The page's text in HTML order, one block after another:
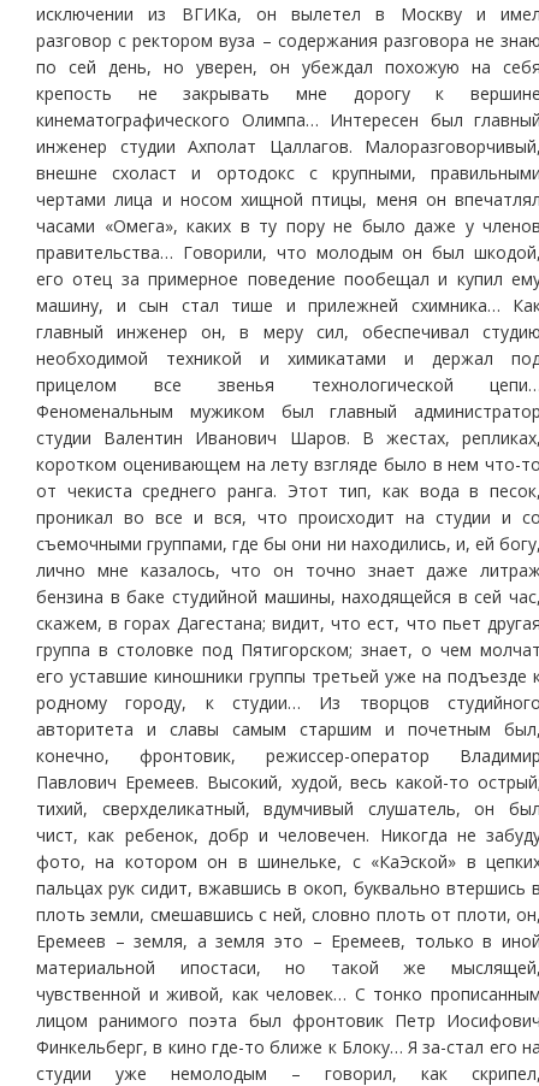
исключении из ВГИКа, он вылетел в Москву и
разговор с ректором вуза – содержания разговора не
по сей день, но уверен, он убеждал похожую на
крепость не закрывать мне дорогу к
кинематографического Олимпа… Интересен был
инженер студии Ахполат Цаллагов.
внешне схоласт и ортодокс с крупными,
чертами лица и носом хищной птицы, меня он
часами «Омега», каких в ту пору не было даже у
правительства… Говорили, что молодым он был
его отец за примерное поведение пообещал и купил
машину, и сын стал тише и прилежней схимника…
главный инженер он, в меру сил, обеспечивал
необходимой техникой и химикатами и держал
прицелом все звенья технологической
Феноменальным мужиком был главный
студии Валентин Иванович Шаров. В жестах,
коротком оценивающем на лету взгляде было в нем что-
от чекиста среднего ранга. Этот тип, как вода в
проникал во все и вся, что происходит на студии и
съемочными группами, где бы они ни находились, и, ей
лично мне казалось, что он точно знает даже
бензина в баке студийной машины, находящейся в сей
скажем, в горах Дагестана; видит, что ест, что пьет
группа в столовке под Пятигорском; знает, о чем
его уставшие киношники группы третьей уже на подъезде
родному городу, к студии… Из творцов
авторитета и славы самым старшим и почетным
конечно, фронтовик, режиссер-оператор
Павлович Еремеев. Высокий, худой, весь какой-то
тихий, сверхделикатный, вдумчивый слушатель, он
чист, как ребенок, добр и человечен. Никогда не
фото, на котором он в шинельке, с «КаЭской» в
пальцах рук сидит, вжавшись в окоп, буквально втершись
плоть земли, смешавшись с ней, словно плоть от плоти,
Еремеев – земля, а земля это – Еремеев, только в
материальной ипостаси, но такой же
чувственной и живой, как человек… С тонко
лицом ранимого поэта был фронтовик Петр
Финкельберг, в кино где-то ближе к Блоку… Я за-стал его
студии уже немолодым – говорил, как